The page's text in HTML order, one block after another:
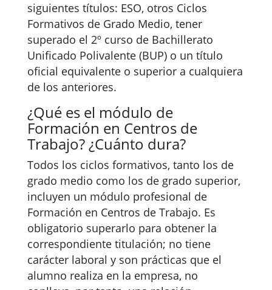
siguientes títulos: ESO, otros Ciclos
Formativos de Grado Medio, tener
superado el 2º curso de Bachillerato
Unificado Polivalente (BUP) o un título
oficial equivalente o superior a cualquiera
de los anteriores.
¿Qué es el módulo de
Formación en Centros de
Trabajo? ¿Cuánto dura?
Todos los ciclos formativos, tanto los de
grado medio como los de grado superior,
incluyen un módulo profesional de
Formación en Centros de Trabajo. Es
obligatorio superarlo para obtener la
correspondiente titulación; no tiene
carácter laboral y son prácticas que el
alumno realiza en la empresa, no